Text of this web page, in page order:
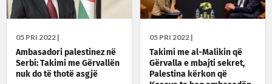
05 PRI 2022 |
Ambasadori palestinez në
Serbi: Takimi me Gërvallën
nuk do të thotë asgjë
05 PRI 2022 |
Takimi me al-Malikin që
Gërvalla e mbajti sekret,
Palestina kërkon që